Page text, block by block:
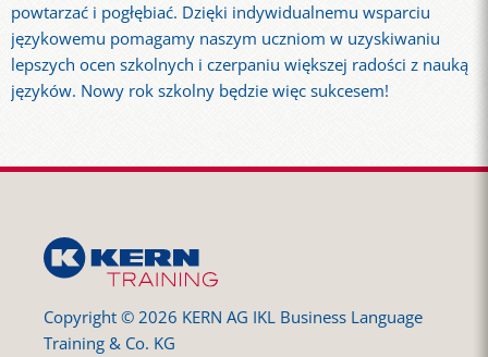
powtarzać i pogłębiać. Dzięki indywidualnemu wsparciu
językowemu pomagamy naszym uczniom w uzyskiwaniu
lepszych ocen szkolnych i czerpaniu większej radości z nauką
języków. Nowy rok szkolny będzie więc sukcesem!
Copyright © 2026 KERN AG IKL Business Language
Training & Co. KG